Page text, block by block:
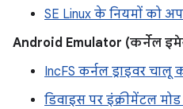
SE Linux के नियमों को
Android Emulator (कर्नेल
IncFS कर्नल ड्राइवर चालू
डिवाइस पर इंक्रीमेंटल